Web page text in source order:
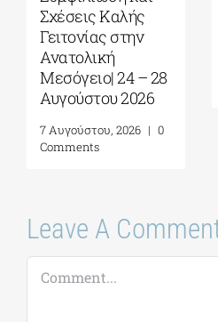
Σχέσεις Καλής
Γειτονίας στην
Ανατολική
Μεσόγειο| 24 – 28
Αυγούστου 2026
7 Αυγούστου, 2026 | 0
Comments
Leave A
Comment